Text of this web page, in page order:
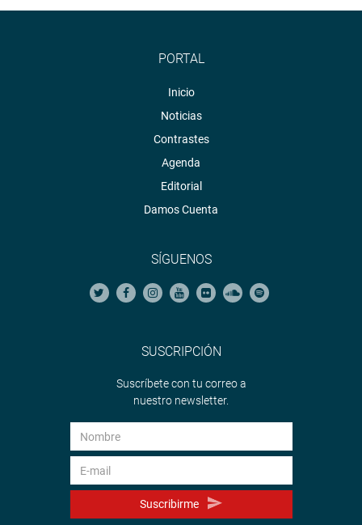
PORTAL
Inicio
Noticias
Contrastes
Agenda
Editorial
Damos Cuenta
SÍGUENOS
SUSCRIPCIÓN
Suscríbete con tu correo a
nuestro newsletter.
Suscribirme